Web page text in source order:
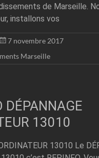
de Marseille.
installons vos
7 novembre 2017
Marseille
DÉPANNAGE
13010
13010 Le